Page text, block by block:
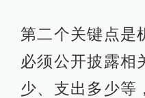
第二个关键点是
必须公开披露相
少、支出多少等